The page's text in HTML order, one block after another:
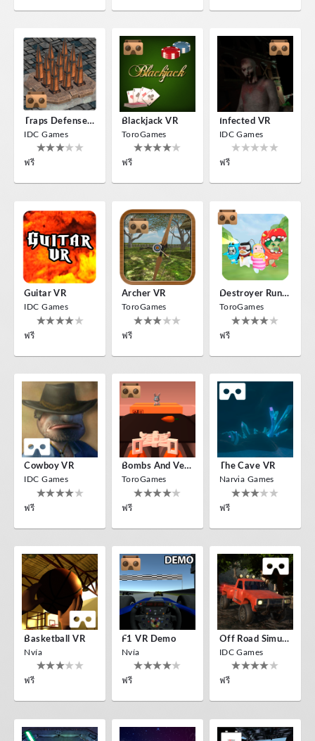
Traps Defense VR
IDC Games
ฟรี
Blackjack VR
ToroGames
ฟรี
Infected VR
IDC Games
ฟรี
Guitar VR
IDC Games
ฟรี
Archer VR
ToroGames
ฟรี
Destroyer Run VR
ToroGames
ฟรี
Cowboy VR
IDC Games
ฟรี
Bombs And Veggies
ToroGames
ฟรี
The Cave VR
Narvia Games
ฟรี
Basketball VR
Nvía
ฟรี
F1 VR Demo
Nvía
ฟรี
Off Road Simulator VR
IDC Games
ฟรี